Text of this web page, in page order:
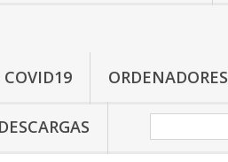
COVID19 ORDENADORES
DESCARGAS